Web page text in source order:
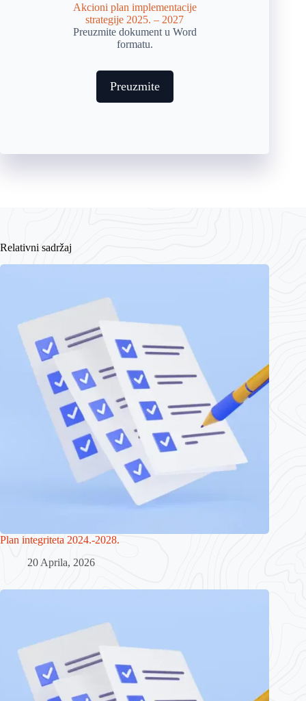
Akcioni plan implementacije
strategije 2025. – 2027
Preuzmite dokument u Word
formatu.
Preuzmite
Relativni sadržaj
Plan integriteta 2024.-2028.
20 Aprila, 2026